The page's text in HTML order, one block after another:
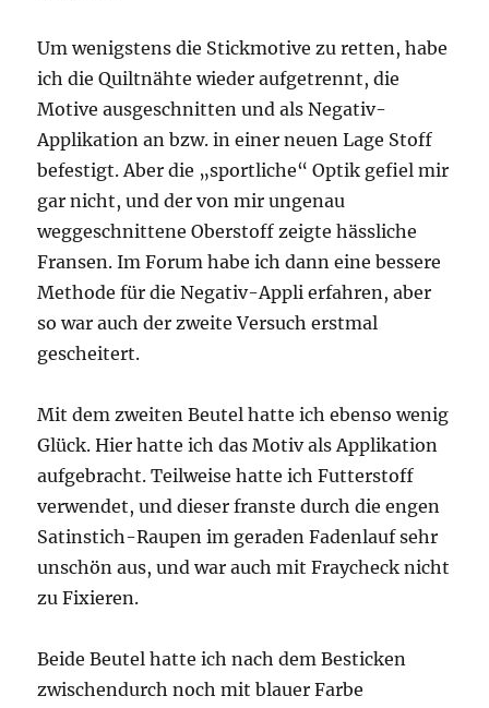
Um wenigstens die Stickmotive zu retten, habe
ich die Quiltnähte wieder aufgetrennt, die
Motive ausgeschnitten und als Negativ-
Applikation an bzw. in einer neuen Lage Stoff
befestigt. Aber die „sportliche“ Optik gefiel mir
gar nicht, und der von mir ungenau
weggeschnittene Oberstoff zeigte hässliche
Fransen. Im Forum habe ich dann eine bessere
Methode für die Negativ-Appli erfahren, aber
so war auch der zweite Versuch erstmal
gescheitert.
Mit dem zweiten Beutel hatte ich ebenso wenig
Glück. Hier hatte ich das Motiv als Applikation
aufgebracht. Teilweise hatte ich Futterstoff
verwendet, und dieser franste durch die engen
Satinstich-Raupen im geraden Fadenlauf sehr
unschön aus, und war auch mit Fraycheck nicht
zu Fixieren.
Beide Beutel hatte ich nach dem Besticken
zwischendurch noch mit blauer Farbe